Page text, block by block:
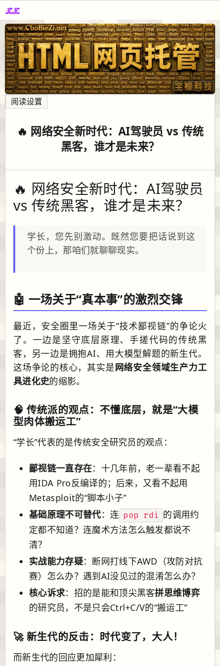
阅读设置
🔥 网络安全新时代：AI驾驶员 vs 传统
黑客，谁才是未来？
🔥 网络安全新时代：AI驾驶员
vs 传统黑客，谁才是未来？
学长，您先别激动。既然您要把话说到这
个份上，那咱们就聊聊现实。
🤖 一场关于“真本事”的激烈交锋
最近，安全圈里一场关于“技术鄙视链”的争论火
了。一边是坚守底层原理、手搓代码的传统黑
客，另一边是拥抱AI、用大模型解题的新生代。
这场争论的核心，其实是网络安全领域生产力工
具进化史的缩影。
🧠 传统派的观点：不懂底层，就是“大模
型肉体搬运工”
“学长”代表的是传统安全研究员的观点：
鄙视链一直存在：十几年前，老一辈看不起
用IDA Pro反编译的；后来，又看不起用
Metasploit的“脚本小子”
基础原理不可替代：连 pop rdi 的调用约
定都不知道？连魔术方法怎么触发都说不
清？
实战能力存疑：断网打线下AWD（攻防对抗
赛）怎么办？遇到AI没见过的混淆怎么办？
核心诉求：招的是能和顶尖黑客拼思维博弈
的研究员，不是只会Ctrl+C/V的“搬运工”
🚀 新生代的反击：时代变了，大人！
而新生代的回应更加犀利：